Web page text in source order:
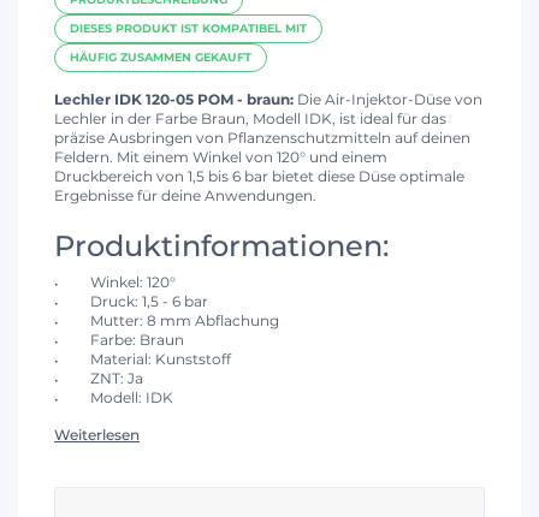
DIESES PRODUKT IST KOMPATIBEL MIT
HÄUFIG ZUSAMMEN GEKAUFT
Lechler IDK 120-05 POM - braun: Die Air-Injektor-Düse von
Lechler in der Farbe Braun, Modell IDK, ist ideal für das
präzise Ausbringen von Pflanzenschutzmitteln auf deinen
Feldern. Mit einem Winkel von 120° und einem
Druckbereich von 1,5 bis 6 bar bietet diese Düse optimale
Ergebnisse für deine Anwendungen.
Produktinformationen:
Winkel: 120°
Druck: 1,5 - 6 bar
Mutter: 8 mm Abflachung
Farbe: Braun
Material: Kunststoff
ZNT: Ja
Modell: IDK
Weiterlesen